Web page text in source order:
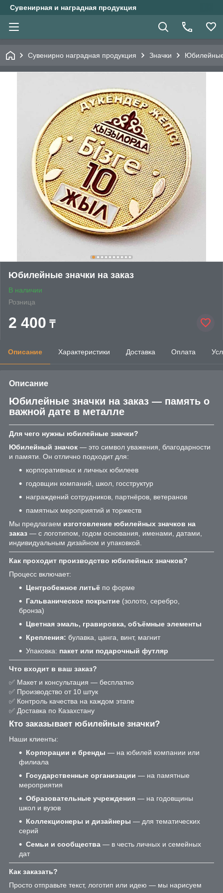
Сувенирная и наградная продукция
Сувенирно наградная продукция Значки Юбилейные
Юбилейные значки на заказ
В наличии
Розница
2 400 ₸
Описание Характеристики Доставка Оплата
Описание
Юбилейные значки на заказ — память о
важной дате в металле
Для чего нужны юбилейные значки?
Юбилейный значок — это символ уважения, благодарности
и памяти. Он отлично подходит для:
корпоративных и личных юбилеев
годовщин компаний, школ, госструктур
награждений сотрудников, партнёров, ветеранов
памятных мероприятий и торжеств
Мы предлагаем изготовление юбилейных значков на
заказ — с логотипом, годом основания, именами, датами,
индивидуальным дизайном и упаковкой.
Как проходит производство юбилейных значков?
Процесс включает:
Центробежное литьё по форме
Гальваническое покрытие (золото, серебро,
бронза)
Цветная эмаль, гравировка, объёмные элементы
Крепления: булавка, цанга, винт, магнит
Упаковка: пакет или подарочный футляр
Что входит в ваш заказ?
✅ Макет и консультация — бесплатно
✅ Производство от 10 штук
✅ Контроль качества на каждом этапе
✅ Доставка по Казахстану
Кто заказывает юбилейные значки?
Наши клиенты:
Корпорации и бренды — на юбилей компании или
филиала
Государственные организации — на памятные
мероприятия
Образовательные учреждения — на годовщины
школ и вузов
Коллекционеры и дизайнеры — для тематических
серий
Семьи и сообщества — в честь личных и семейных
дат
Как заказать?
Просто отправьте текст, логотип или идею — мы нарисуем